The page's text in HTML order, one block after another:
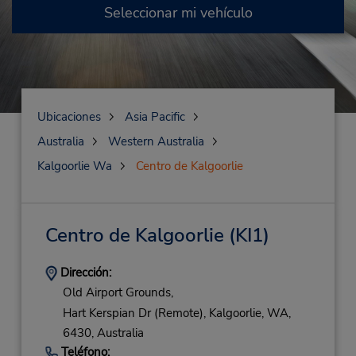
Seleccionar mi vehículo
Ubicaciones
Asia Pacific
Australia
Western Australia
Kalgoorlie Wa
Centro de Kalgoorlie
Centro de Kalgoorlie (KI1)
Dirección:
Old Airport Grounds,
Hart Kerspian Dr (Remote), Kalgoorlie, WA,
6430, Australia
Teléfono: